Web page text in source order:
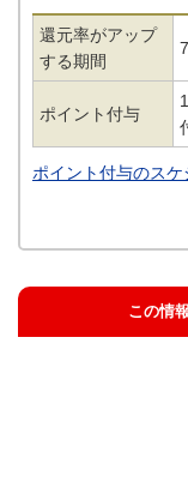
還元率がアップ
する期間
ポイント付与
ポイント付与のス
この情